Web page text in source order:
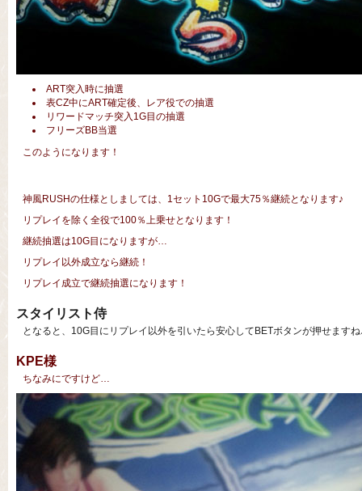
ART突入時に抽選
表CZ中にART確定後、レア役での抽選
リワードマッチ突入1G目の抽選
フリーズBB当選
このようになります！
神風RUSHの仕様としましては、1セット10Gで最大75％継続となります♪
リプレイを除く全役で100％上乗せとなります！
継続抽選は10G目になりますが…
リプレイ以外成立なら継続！
リプレイ成立で継続抽選になります！
スタイリスト侍
となると、10G目にリプレイ以外を引いたら安心してBETボタンが押せますね
KPE様
ちなみにですけど…